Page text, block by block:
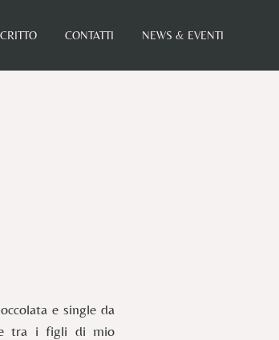
CONTATTI NEWS & EVENTI
e single da
tra i figli di mio